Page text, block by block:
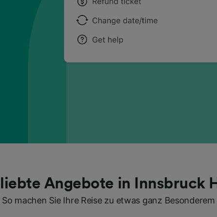
Angebote in Innsbruck
So machen Sie Ihre Reise zu etwas ganz Besonderem